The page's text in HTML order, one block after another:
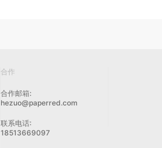
合作
合作邮箱:
hezuo@paperred.com
联系电话:
18513669097